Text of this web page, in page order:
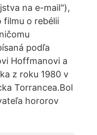
na e-mail"),
filmu o rebélii
podľa
Hoffmanovi a
z roku 1980 v
Torrancea.Bol
hororov